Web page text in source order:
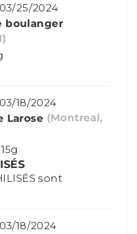
03/25/2024
boulanger
03/18/2024
Larose (Montreal,
sont
03/18/2024